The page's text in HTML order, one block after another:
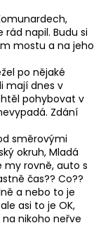
napil. Budu si
mostu a na jeho
po nějaké
mají dnes v
pohybovat v
Zdání
směrovými
okruh, Mladá
my rovně, auto s
čas?? Co??
a nebo to je
asi to je OK,
nikoho neřve